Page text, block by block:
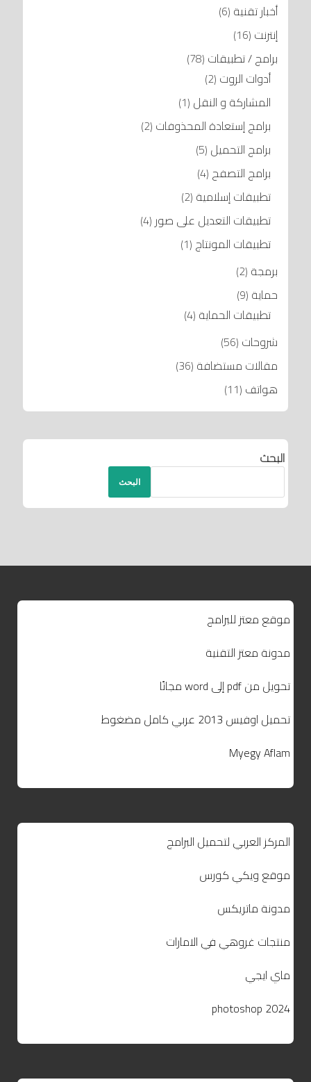
أخبار تقنية (6)
إنترنت (16)
برامج / تطبيقات (78)
أدوات الروت (2)
المشاركة و النقل (1)
برامج إستعادة المحذوفات (2)
برامج التحميل (5)
برامج التصفح (4)
تطبيقات إسلامية (2)
تطبيقات التعديل على صور (4)
تطبيقات المونتاج (1)
برمجة (2)
حماية (9)
تطبيقات الحماية (4)
شروحات (56)
مقالات مستضافة (36)
هواتف (11)
البحث
البحث
موقع معتز للبرامج
مدونة معتز التقنية
تحويل من pdf إلى word مجانًا
تحميل اوفيس 2013 عربي كامل مضغوط
Myegy Aflam
المركز العربي لتحميل البرامج
موقع ويكي كورس
مدونة ماتريكس
منتجات غروهي في الامارات
ماي ايجي
photoshop 2024